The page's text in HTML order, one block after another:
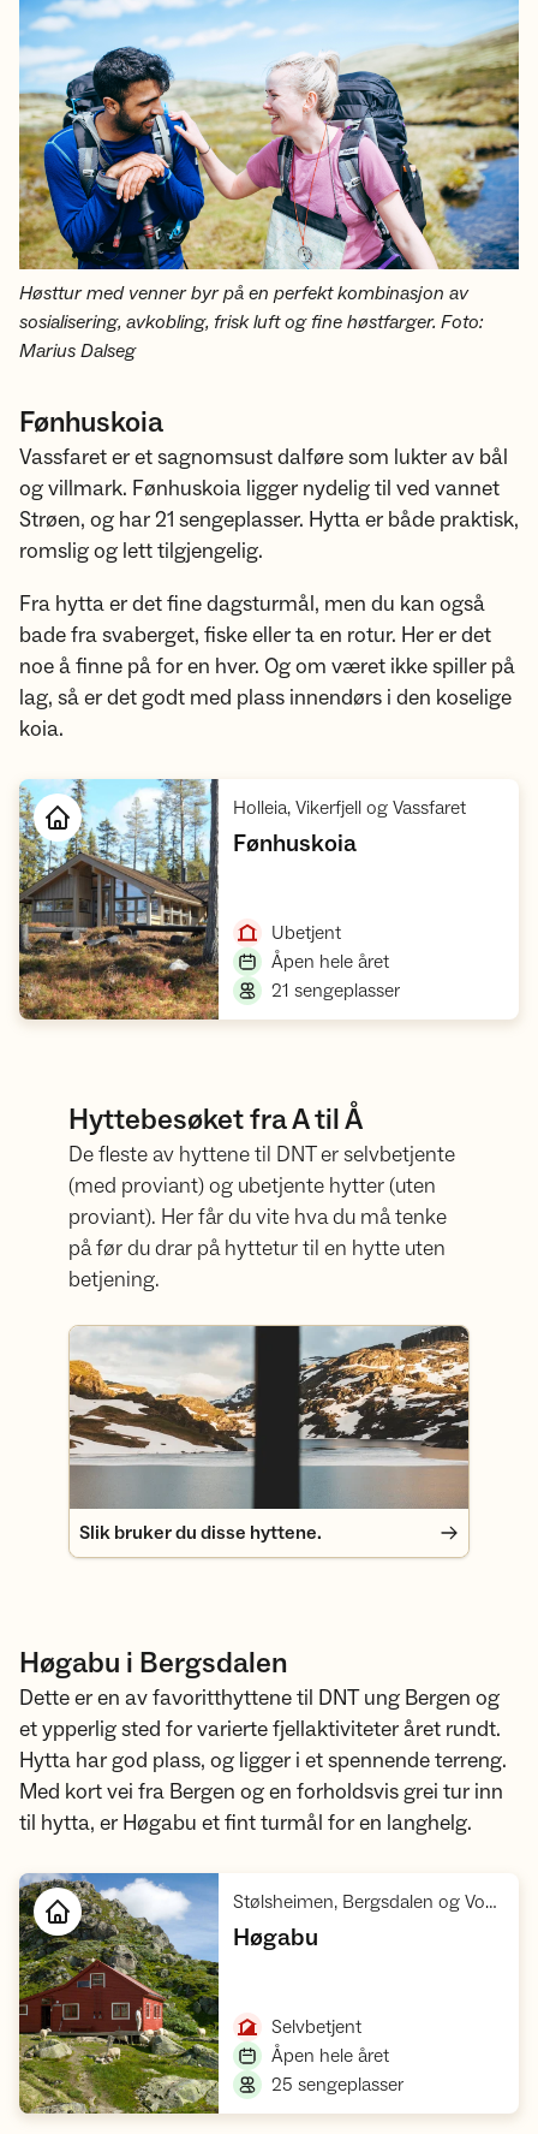
Høsttur med venner byr på en perfekt kombinasjon av
sosialisering, avkobling, frisk luft og fine høstfarger. Foto:
Marius Dalseg
Fønhuskoia
Vassfaret er et sagnomsust dalføre som lukter av bål
og villmark. Fønhuskoia ligger nydelig til ved vannet
Strøen, og har 21 sengeplasser. Hytta er både praktisk,
romslig og lett tilgjengelig.
Fra hytta er det fine dagsturmål, men du kan også
bade fra svaberget, fiske eller ta en rotur. Her er det
noe å finne på for en hver. Og om været ikke spiller på
lag, så er det godt med plass innendørs i den koselige
koia.
Holleia, Vikerfjell og Vassfaret,
Fønhuskoia,
Ubetjent,
Åpen hele året,
21 sengeplasser,
Hyttebesøket fra A til Å
De fleste av hyttene til DNT er selvbetjente
(med proviant) og ubetjente hytter (uten
proviant). Her får du vite hva du må tenke
på før du drar på hyttetur til en hytte uten
betjening.
Slik bruker du disse hyttene.
Slik bruker du disse hyttene.
Høgabu i Bergsdalen
Dette er en av favoritthyttene til DNT ung Bergen og
et ypperlig sted for varierte fjellaktiviteter året rundt.
Hytta har god plass, og ligger i et spennende terreng.
Med kort vei fra Bergen og en forholdsvis grei tur inn
til hytta, er Høgabu et fint turmål for en langhelg.
Stølsheimen, Bergsdalen og Vossafjelli
Høgabu
Selvbetjent,
Åpen hele året,
25 sengeplasser,